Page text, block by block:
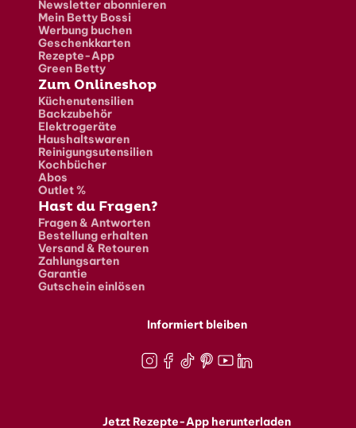
Newsletter abonnieren
Mein Betty Bossi
Werbung buchen
Geschenkkarten
Rezepte-App
Green Betty
Zum Onlineshop
Küchenutensilien
Backzubehör
Elektrogeräte
Haushaltswaren
Reinigungsutensilien
Kochbücher
Abos
Outlet %
Hast du Fragen?
Fragen & Antworten
Bestellung erhalten
Versand & Retouren
Zahlungsarten
Garantie
Gutschein einlösen
Informiert bleiben
Jetzt Rezepte-App herunterladen